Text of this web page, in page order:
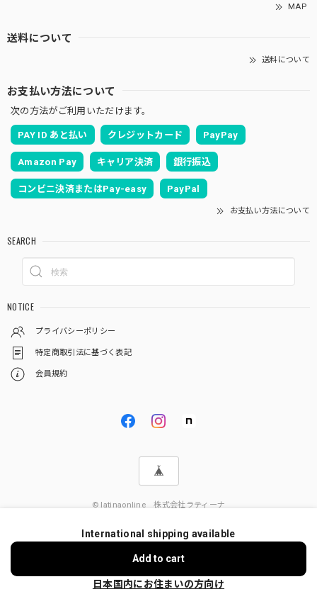
MAP
送料について
送料について
お支払い方法について
次の方法がご利用いただけます。
PAY ID あと払い クレジットカード PayPay
Amazon Pay キャリア決済 銀行振込
コンビニ決済またはPay-easy PayPal
お支払い方法について
SEARCH
NOTICE
プライバシーポリシー
特定商取引法に基づく表記
会員規約
© latinaonline 株式会社ラティーナ
International shipping available
Add to cart
日本国内にお住まいの方向け